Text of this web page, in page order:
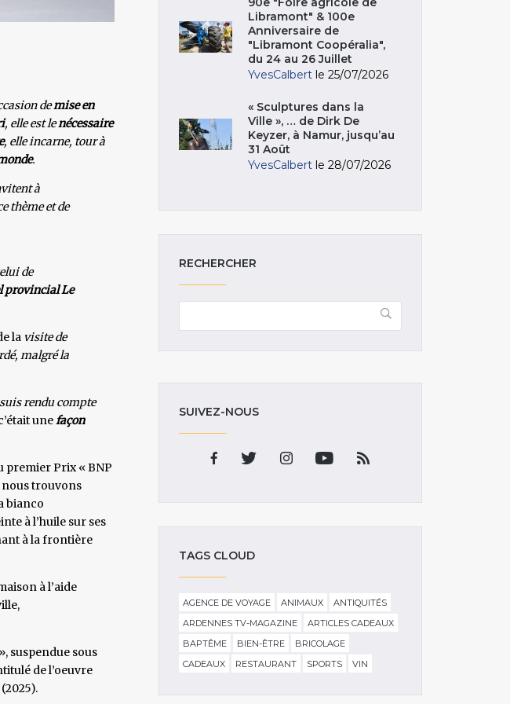
demise en
, elle est lenécessaire
, elle incarne, tour à
.
à
thème et de
de
provincial Le
la visite de
malgré la
rendu compte
unefaçon
premier Prix « BNP
nous trouvons
bianco
à l’huile sur ses
à la frontière
à l’aide
suspendue sous
de l’oeuvre
Libramont" & 100e
Anniversaire de
"Libramont Coopéralia",
du 24 au 26 Juillet
YvesCalbert le 25/07/2026
« Sculptures dans la
Ville », … de Dirk De
Keyzer, à Namur, jusqu’au
31 Août
YvesCalbert le 28/07/2026
RECHERCHER
SUIVEZ-NOUS
TAGS CLOUD
AGENCE DE VOYAGE ANIMAUX
ANTIQUITÉS
ARDENNES TV-MAGAZINE
ARTICLES CADEAUX
BAPTÊME
BIEN-ÊTRE
BRICOLAGE
CADEAUX
RESTAURANT SPORTS VIN